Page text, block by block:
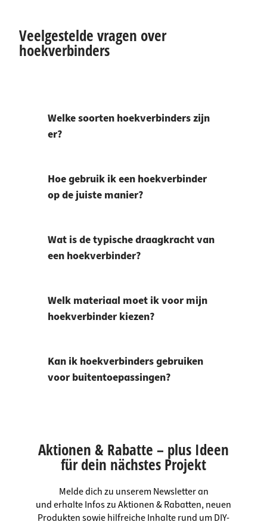
Veelgestelde vragen over
hoekverbinders
Welke soorten hoekverbinders zijn
er?
Hoe gebruik ik een hoekverbinder
op de juiste manier?
Wat is de typische draagkracht van
een hoekverbinder?
Welk materiaal moet ik voor mijn
hoekverbinder kiezen?
Kan ik hoekverbinders gebruiken
voor buitentoepassingen?
Aktionen & Rabatte – plus Ideen
für dein nächstes Projekt
Melde dich zu unserem Newsletter an
und erhalte Infos zu Aktionen & Rabatten, neuen
Produkten sowie hilfreiche Inhalte rund um DIY-